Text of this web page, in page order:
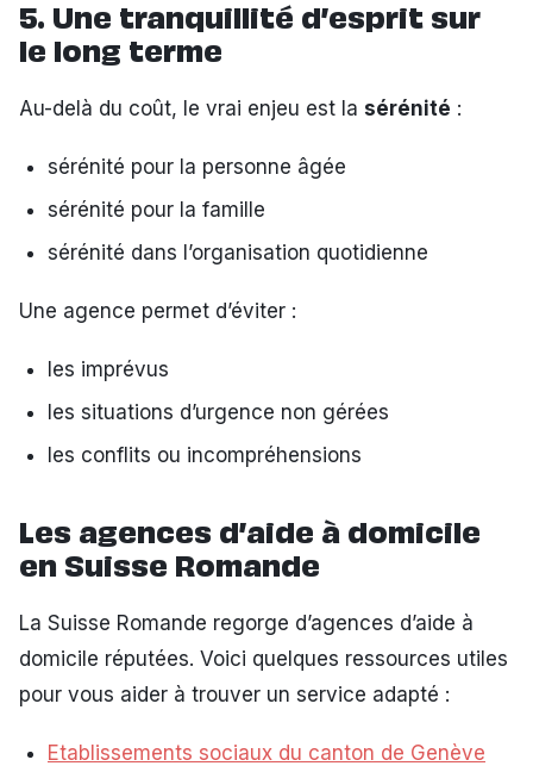
5. Une tranquillité d’esprit sur
le long terme
Au-delà du coût, le vrai enjeu est la sérénité :
sérénité pour la personne âgée
sérénité pour la famille
sérénité dans l’organisation quotidienne
Une agence permet d’éviter :
les imprévus
les situations d’urgence non gérées
les conflits ou incompréhensions
Les agences d’aide à domicile
en Suisse Romande
La Suisse Romande regorge d’agences d’aide à
domicile réputées. Voici quelques ressources utiles
pour vous aider à trouver un service adapté :
Etablissements sociaux du canton de Genève